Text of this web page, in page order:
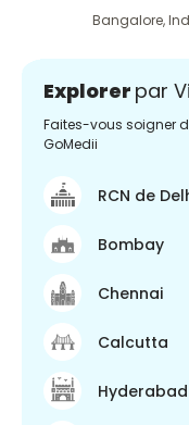
Bangalore,
Explorer par
Faites-vous soigner
GoMedii
RCN de
Bombay
Chennai
Calcutta
Hyderabad